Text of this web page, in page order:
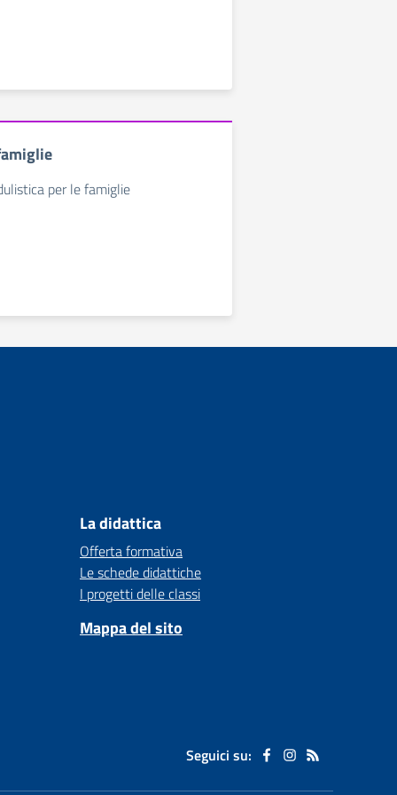
per le famiglie
La didattica
Offerta formativa
Le schede didattiche
I progetti delle classi
Mappa del sito
Seguici su: